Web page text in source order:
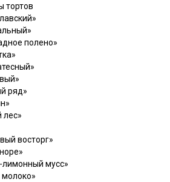
тортов
полено»
ряд»
лес»
восторг»
лимонный мусс»
молоко»